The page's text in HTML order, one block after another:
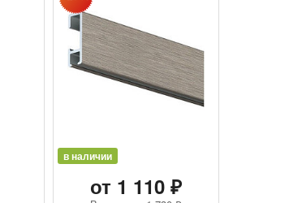
в наличии
от 1 110 ₽